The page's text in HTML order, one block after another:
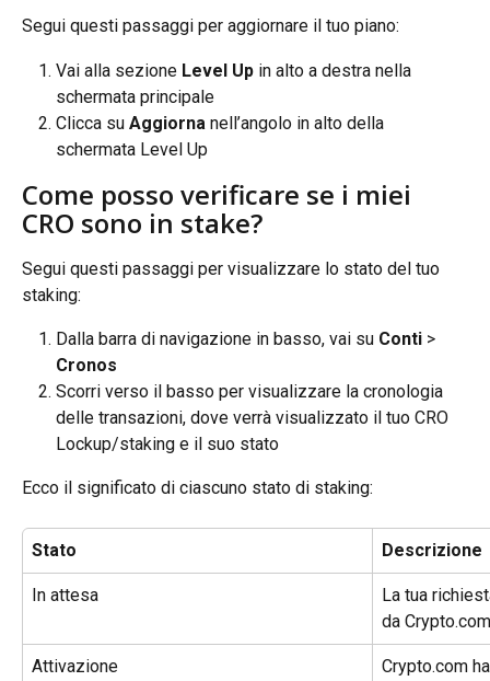
Segui questi passaggi per aggiornare il tuo piano:
Vai alla sezione Level Up in alto a destra nella
schermata principale
Clicca su Aggiorna nell’angolo in alto della
schermata Level Up
Come posso verificare se i miei
CRO sono in stake?
Segui questi passaggi per visualizzare lo stato del tuo
staking:
Dalla barra di navigazione in basso, vai su Conti >
Cronos
Scorri verso il basso per visualizzare la cronologia
delle transazioni, dove verrà visualizzato il tuo CRO
Lockup/staking e il suo stato
Ecco il significato di ciascuno stato di staking:
Stato Descrizione
In attesa
La tua
da
Attivazione
Crypto.com